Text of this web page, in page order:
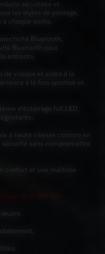
sécurisée et
les styles de pilotage,
Bluetooth,
Bluetooth pour
de vitesse et aides à la
à la fois sportive et
d’éclairage full LED,
à haute vitesse comme en
confort et une maîtrise